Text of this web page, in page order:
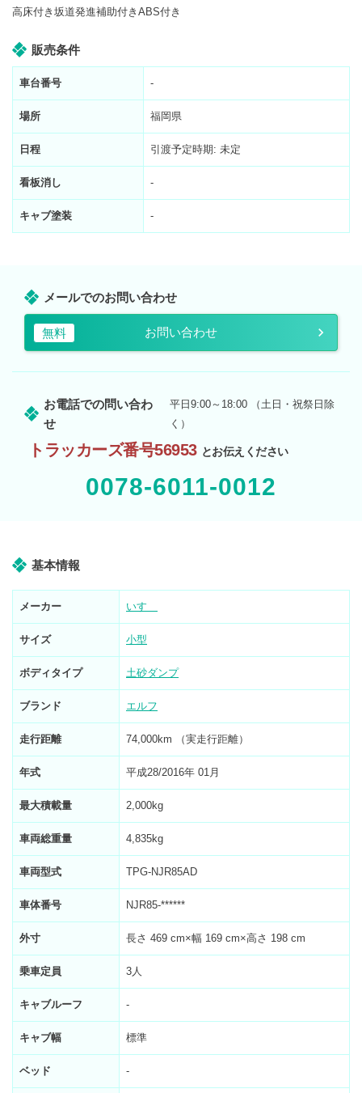
高床付き坂道発進補助付きABS付き
販売条件
車台番号 -
場所 福岡県
日程 引渡予定時期: 未定
看板消し -
キャブ塗装 -
メールでのお問い合わせ
無料 お問い合わせ
お電話での問い合わ
せ
平日9:00～18:00 （土日・祝祭日除
く）
トラッカーズ番号56953 とお伝えください
0078-6011-0012
基本情報
メーカー いすゞ
サイズ 小型
ボディタイプ 土砂ダンプ
ブランド エルフ
走行距離 74,000km （実走行距離）
年式 平成28/2016年 01月
最大積載量 2,000kg
車両総重量 4,835kg
車両型式 TPG-NJR85AD
車体番号 NJR85-******
外寸 長さ 469 cm×幅 169 cm×高さ 198 cm
乗車定員 3人
キャブルーフ -
キャブ幅 標準
ベッド -